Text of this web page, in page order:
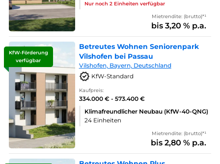
Nur noch 2 Einheiten verfügbar
Mietrendite: (brutto)*¹
bis 3,20 % p.a.
KfW-Förderung
verfügbar
Betreutes Wohnen Seniorenpark
Vilshofen bei Passau
Vilshofen, Bayern, Deutschland
KfW-Standard
Kaufpreis:
334.000 € - 573.400 €
Klimafreundlicher Neubau (KfW-40-QNG)
24 Einheiten
Mietrendite: (brutto)*¹
bis 2,80 % p.a.